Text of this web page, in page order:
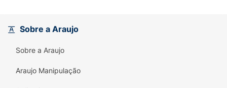
Sobre a Araujo
Sobre a Araujo
Araujo Manipulação